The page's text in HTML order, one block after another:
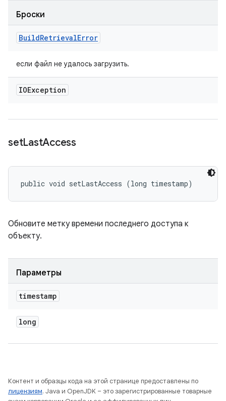
Броски
BuildRetrievalError
если файл не удалось загрузить.
IOException
setLastAccess
public void setLastAccess (long timestamp)
Обновите метку времени последнего доступа к
объекту.
Параметры
timestamp
long
Контент и образцы кода на этой странице предоставлены по
лицензиям. Java и OpenJDK – это зарегистрированные товарные